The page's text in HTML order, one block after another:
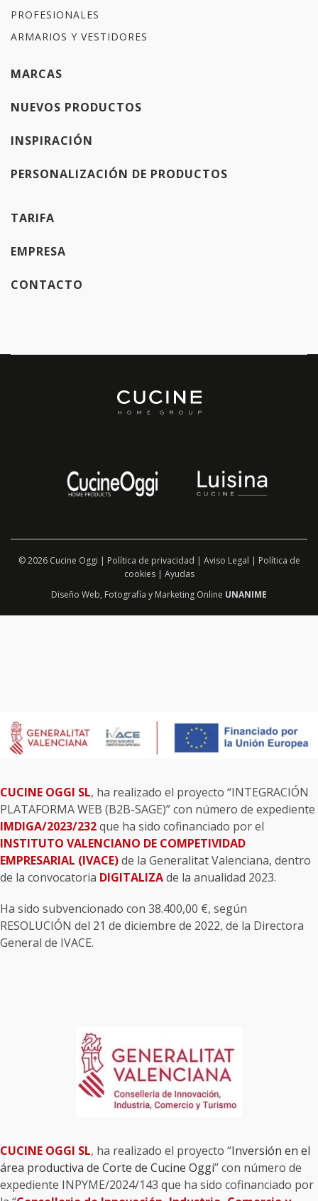
PROFESIONALES
ARMARIOS Y VESTIDORES
MARCAS
NUEVOS PRODUCTOS
INSPIRACIÓN
PERSONALIZACIÓN DE PRODUCTOS
TARIFA
EMPRESA
CONTACTO
© 2026 Cucine Oggi | Política de privacidad | Aviso Legal | Política de
cookies| Ayudas
Diseño Web, Fotografía y Marketing Online UNANIME
CUCINE OGGI SL, ha realizado el proyecto “INTEGRACIÓN
PLATAFORMA WEB (B2B-SAGE)” con número de expediente
IMDIGA/2023/232que ha sido cofinanciado por el
INSTITUTO VALENCIANO DE COMPETIVIDAD
EMPRESARIAL (IVACE)de la Generalitat Valenciana, dentro
de la convocatoria DIGITALIZAde la anualidad 2023.
Ha sido subvencionado con 38.400,00 €, según
RESOLUCIÓN del 21 de diciembre de 2022, de la Directora
General de IVACE.
CUCINE OGGI SL, ha realizado el proyecto “Inversión en el
área productiva de Corte de Cucine Oggi” con número de
expediente INPYME/2024/143 que ha sido cofinanciado por